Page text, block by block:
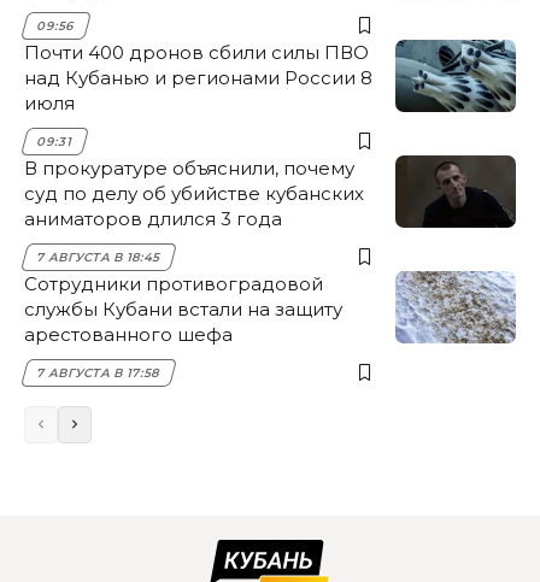
09:56
Почти 400 дронов сбили силы ПВО
над Кубанью и регионами России 8
июля
09:31
В прокуратуре объяснили, почему
суд по делу об убийстве кубанских
аниматоров длился 3 года
7 АВГУСТА В 18:45
Сотрудники противоградовой
службы Кубани встали на защиту
арестованного шефа
7 АВГУСТА В 17:58